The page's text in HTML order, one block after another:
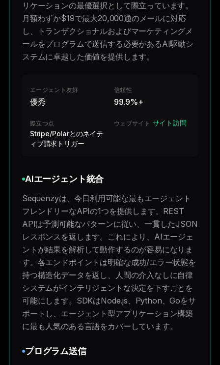
リケーションの最優選択として際立っています。
月額わずか$19で最大20,000通のメールに対応
し、トランザクショナルおよびマーケティングメ
ールをプログラムで送信する必要があるAI駆動シ
ステムに卓越した価値を提供します。
エージェント友好
優秀
信頼性
99.9%+
際立つ点
Stripe/Polarとのネイテ
ィブ請求トリガー
ウェブサイト サイト訪問
AIエージェント統合
Sequenzyは、今日利用可能な最もエージェント
フレンドリーなAPIの1つを提供します。REST
APIは予測可能なパターンに従い、一貫したJSON
レスポンスを返します。これにより、AIエージェ
ントが結果を解析して動作するのが容易になりま
す。各エンドポイントは明確な成功/エラー状態を
持つ構造化データを返し、人間の介入なしに自律
システムがインテリジェントな決定を下すことを
可能にします。SDKはNode.js、Python、Goをサ
ポートし、エージェント型アプリケーション構築
に最も人気のある言語をカバーしています。
プログラム送信